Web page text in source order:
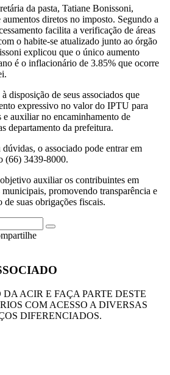
da pasta, Tatiane Bonissoni,
diretos no imposto. Segundo a
facilita a verificação de áreas
o habite-se atualizado junto ao órgão
explicou que o único aumento
é o inflacionário de 3.85% que ocorre
disposição de seus associados que
expressivo no valor do IPTU para
auxiliar no encaminhamento de
departamento da prefeitura.
o associado pode entrar em
(66) 3439-8000.
auxiliar os contribuintes em
municipais, promovendo transparência e
suas obrigações fiscais.
ACIR E FAÇA PARTE DESTE
COM ACESSO A DIVERSAS
DIFERENCIADOS.